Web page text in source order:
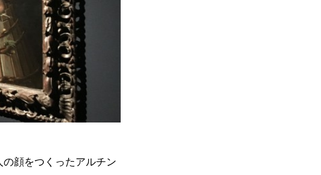
顔をつくったアルチン